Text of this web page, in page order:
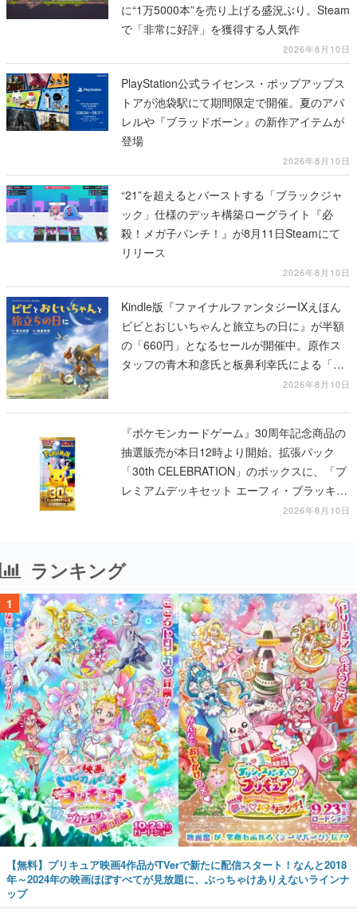
に“1万5000本”を売り上げる盛況ぶり。Steam
で「非常に好評」を獲得する人気作
2026年8月10日
PlayStation公式ライセンス・ポップアップス
トアが池袋駅にて期間限定で開催。夏のアパ
レルや『ブラッドボーン』の新作アイテムが
登場
2026年8月10日
“21”を超えるとバーストする「ブラックジャ
ック」仕様のデッキ構築ローグライト『必
殺！メガ子パンチ！』が8月11日Steamにて
リリース
2026年8月10日
Kindle版『ファイナルファンタジーIXえほん
ビビとおじいちゃんと旅立ちの日に』が半額
の「660円」となるセールが開催中。原作ス
タッフの青木和彦氏と板鼻利幸氏による「ビ
2026年8月10日
『ポケモンカードゲーム』30周年記念商品の
抽選販売が本日12時より開始。拡張パック
「30th CELEBRATION」のボックスに、「プ
レミアムデッキセット エーフィ・ブラッキ
ー」「FUTURISTIC BOX」の計3商品2026年8月10日
ランキング
1
【無料】プリキュア映画4作品がTVerで新たに配信スタート！なんと2018
年～2024年の映画ほぼすべてが見放題に、ぶっちゃけありえないラインナ
ップ